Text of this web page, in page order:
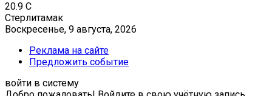
20.9 C
Стерлитамак
Воскресенье, 9 августа, 2026
Реклама на сайте
Предложить событие
войти в систему